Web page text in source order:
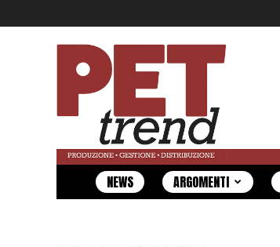
Pet
Trend
NEWS ARGOMENTI